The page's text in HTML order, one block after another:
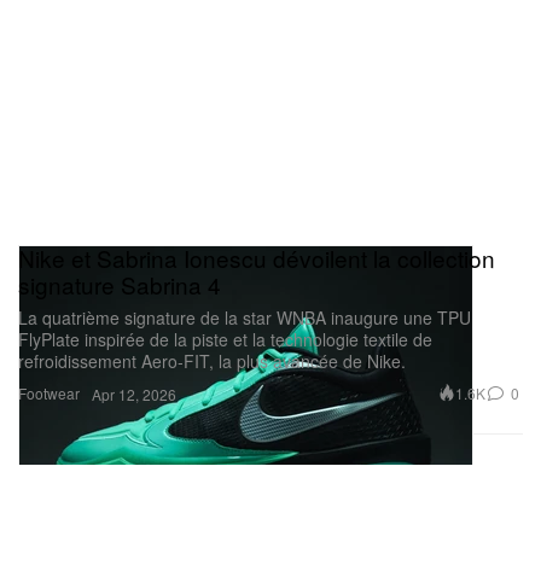
Footwear
Nike et Sabrina Ionescu dévoilent la collection
signature Sabrina 4
La quatrième signature de la star WNBA inaugure une TPU
FlyPlate inspirée de la piste et la technologie textile de
refroidissement Aero‑FIT, la plus avancée de Nike.
Apr 12, 2026 1.6K 0